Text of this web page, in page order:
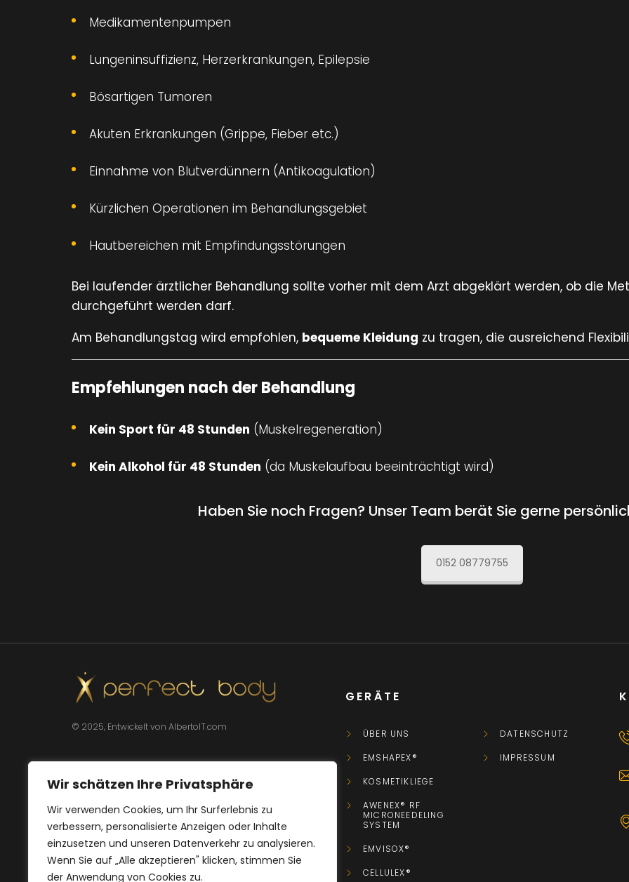
Wir schätzen Ihre Privatsphäre
Wir verwenden Cookies, um Ihr Surferlebnis zu
verbessern, personalisierte Anzeigen oder Inhalte
einzusetzen und unseren Datenverkehr zu analysieren.
Wenn Sie auf „Alle akzeptieren" klicken, stimmen Sie
der Anwendung von Cookies zu.
Medikamentenpumpen
Lungeninsuffizienz, Herzerkrankungen, Epilepsie
Bösartigen Tumoren
Akuten Erkrankungen (Grippe, Fieber etc.)
Einnahme von Blutverdünnern (Antikoagulation)
Kürzlichen Operationen im Behandlungsgebiet
Hautbereichen mit Empfindungsstörungen
Bei laufender ärztlicher Behandlung sollte vorher mit dem Arzt abgeklärt werden, ob die
durchgeführt werden darf.
Am Behandlungstag wird empfohlen, bequeme Kleidung zu tragen, die ausreichend
Empfehlungen nach der Behandlung
Kein Sport für 48 Stunden (Muskelregeneration)
Kein Alkohol für 48 Stunden (da Muskelaufbau beeinträchtigt wird)
Haben Sie noch Fragen? Unser Team berät Sie gerne
0152 08779755
© 2025, Entwickelt von AlbertoIT.com
GERÄTE
ÜBER UNS
EMSHAPEX®
KOSMETIKLIEGE
AWENEX® RF
MICRONEEDELING
SYSTEM
EMVISOX®
CELLULEX®
DATENSCHUTZ
IMPRESSUM